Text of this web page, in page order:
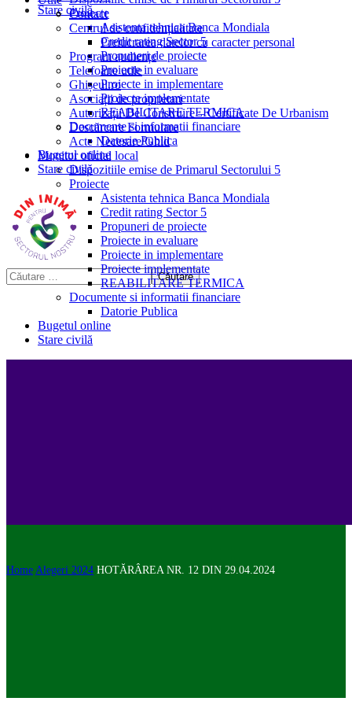
Stare civilă
Proiecte
Asistenta tehnica Banca Mondiala
Credit rating Sector 5
Propuneri de proiecte
Proiecte in evaluare
Proiecte in implementare
Proiecte implementate
REABILITARE TERMICA
Documente si informatii financiare
Datorie Publica
Bugetul online
Stare civilă
Contact
Centrul de confidențialitate
Prelucrarea datelor cu caracter personal
Program audiențe
Telefoane utile
Ghișeul.ro
Asociații de proprietari
Autorizații De Construire – Certificate De Urbanism
Descărcare Formulare
Acte Necesare/Ghid
Monitor oficial local
Dispozitiile emise de Primarul Sectorului 5
Proiecte
Asistenta tehnica Banca Mondiala
Credit rating Sector 5
Propuneri de proiecte
Proiecte in evaluare
Proiecte in implementare
Proiecte implementate
REABILITARE TERMICA
Documente si informatii financiare
Datorie Publica
Bugetul online
Stare civilă
Home Alegeri 2024 HOTĂRÂREA NR. 12 DIN 29.04.2024